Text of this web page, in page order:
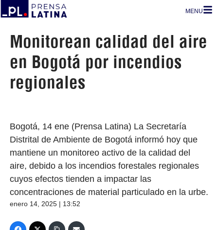
MENU
Monitorean calidad del aire
en Bogotá por incendios
regionales
Bogotá, 14 ene (Prensa Latina) La Secretaría
Distrital de Ambiente de Bogotá informó hoy que
mantiene un monitoreo activo de la calidad del
aire, debido a los incendios forestales regionales
cuyos efectos tienden a impactar las
concentraciones de material particulado en la urbe.
enero 14, 2025 | 13:52